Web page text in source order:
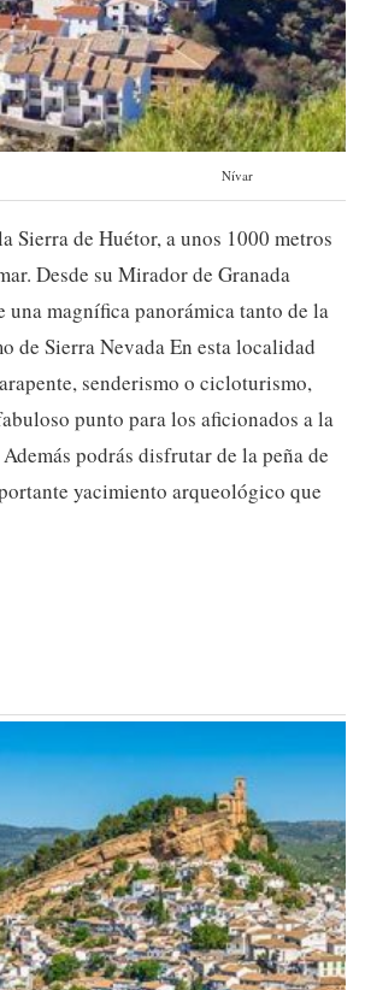
Nívar
Sierra de Huétor, a unos 1000 metros
Desde su Mirador de Granada
una magnífica panorámica tanto de la
de Sierra Nevada En esta localidad
senderismo o cicloturismo,
punto para los aficionados a la
podrás disfrutar de la peña de
yacimiento arqueológico que